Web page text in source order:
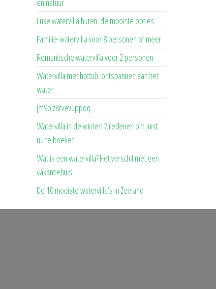
en natuur
Luxe watervilla huren: de mooiste opties
Familie-watervilla voor 8 personen of meer
Romantische watervilla voor 2 personen
Watervilla met hottub: ontspannen aan het
water
jm9blz8cvevuppqq
Watervilla in de winter: 7 redenen om juist
nu te boeken
Wat is een watervilla? Het verschil met een
vakantiehuis
De 10 mooiste watervilla’s in Zeeland